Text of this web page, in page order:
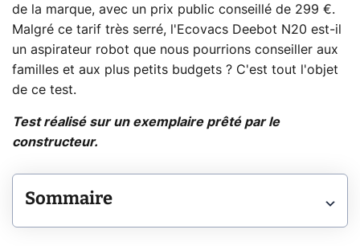
de la marque, avec un prix public conseillé de 299 €.
Malgré ce tarif très serré, l'Ecovacs Deebot N20 est-il
un aspirateur robot que nous pourrions conseiller aux
familles et aux plus petits budgets ? C'est tout l'objet
de ce test.
Test réalisé sur un exemplaire prêté par le
constructeur.
Sommaire